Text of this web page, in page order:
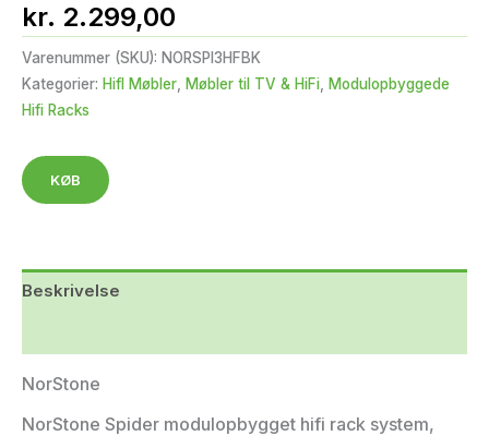
kr. 2.299,00
Varenummer (SKU): NORSPI3HFBK
Kategorier: HifI Møbler Møbler til TV & HiFi
Modulopbyggede
Hifi Racks
KØB
Beskrivelse
NorStone
NorStone Spider modulopbygget hifi rack system,